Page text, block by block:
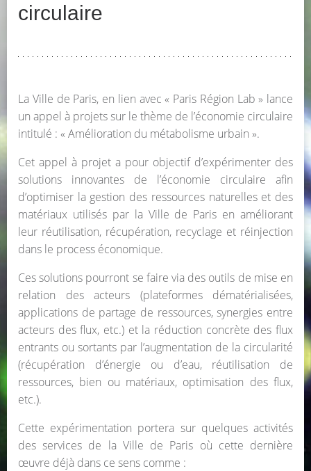
circulaire
La Ville de Paris, en lien avec « Paris Région Lab » lance
un appel à projets sur le thème de l’économie circulaire
intitulé : « Amélioration du métabolisme urbain ».
Cet appel à projet a pour objectif d’expérimenter des
solutions innovantes de l’économie circulaire afin
d’optimiser la gestion des ressources naturelles et des
matériaux utilisés par la Ville de Paris en améliorant
leur réutilisation, récupération, recyclage et réinjection
dans le process économique.
Ces solutions pourront se faire via des outils de mise en
relation des acteurs (plateformes dématérialisées,
applications de partage de ressources, synergies entre
acteurs des flux, etc.) et la réduction concrète des flux
entrants ou sortants par l’augmentation de la circularité
(récupération d’énergie ou d’eau, réutilisation de
ressources, bien ou matériaux, optimisation des flux,
etc.).
Cette expérimentation portera sur quelques activités
des services de la Ville de Paris où cette dernière
œuvre déjà dans ce sens comme :